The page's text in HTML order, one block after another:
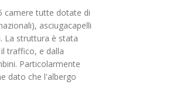
camere tutte dotate di
asciugacapelli
La struttura è stata
traffico, e dalla
Particolarmente
dato che l'albergo